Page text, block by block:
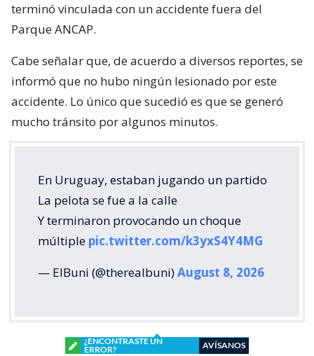
terminó vinculada con un accidente fuera del
Parque ANCAP.
Cabe señalar que, de acuerdo a diversos reportes, se
informó que no hubo ningún lesionado por este
accidente. Lo único que sucedió es que se generó
mucho tránsito por algunos minutos.
En Uruguay, estaban jugando un partido
La pelota se fue a la calle
Y terminaron provocando un choque
múltiple pic.twitter.com/k3yxS4Y4MG
— ElBuni (@therealbuni)August 8, 2026
¿ENCONTRASTE UN
ERROR?
AVÍSANOS